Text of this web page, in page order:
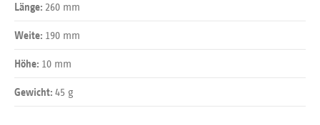
Länge: 260 mm
Weite: 190 mm
Höhe: 10 mm
Gewicht: 45 g